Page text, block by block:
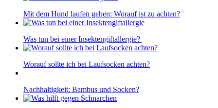
Mit dem Hund laufen gehen: Worauf ist zu achten?
Was tun bei einer Insektengiftallergie?
Worauf sollte ich bei Laufsocken achten?
Nachhaltigkeit: Bambus und Socken?